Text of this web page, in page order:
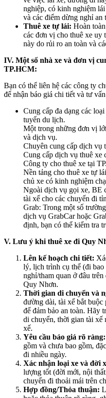
nghiệp, có kinh nghiệm
và các điểm dừng nghỉ an
Thuê xe tự lái: Hoàn
các đơn vị cho thuê xe uy
này do rủi ro an toàn và
IV. Một số nhà xe và đơn vị
TP.HCM:
Bạn có thể liên hệ các công ty
để nhận báo giá chi tiết và tư
Cung cấp đa dạng các
tuyến du lịch.
Một trong những đơn vị
và dịch vụ.
Chuyên cung cấp dịch vụ
Cung cấp dịch vụ thuê xe
Công ty cho thuê xe tại
Nền tảng cho thuê xe tự
chủ xe có kinh nghiệm
Ngoài dịch vụ gọi xe, BE
tài xế cho các chuyến đi
Grab: Trong một số
dịch vụ GrabCar hoặc
định, bạn có thể kiểm tra
V. Lưu ý khi thuê xe đi Quy
Lên kế hoạch chi tiết:
lý, lịch trình cụ thể (đi
nghỉ/tham quan ở đâu
Quy Nhơn.
Thời gian di chuyển và
đường dài, tài xế bắt
để đảm bảo an toàn. Hãy
di chuyển, thời gian tài
xế.
Yêu cầu báo giá rõ ràng:
gồm và chưa bao gồm,
đi nhiều ngày.
Xác nhận loại xe và đời
lượng tốt (đời mới, nội thất
chuyến đi thoải mái trên
Hợp đồng/Thỏa thuận: